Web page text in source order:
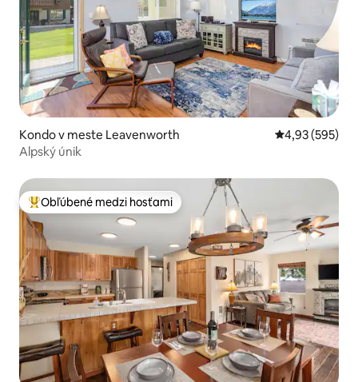
Kondo v meste Leavenworth Priemerné
4,93 (595)
Alpský únik
Najobľúbenejšie medzi hosťami
Obľúbené medzi hosťami